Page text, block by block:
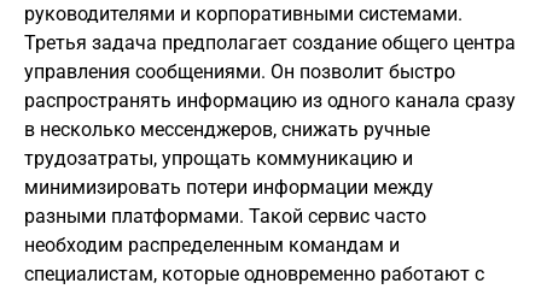
руководителями и корпоративными системами.
Третья задача предполагает создание общего центра
управления сообщениями. Он позволит быстро
распространять информацию из одного канала сразу
в несколько мессенджеров, снижать ручные
трудозатраты, упрощать коммуникацию и
минимизировать потери информации между
разными платформами. Такой сервис часто
необходим распределенным командам и
специалистам, которые одновременно работают с